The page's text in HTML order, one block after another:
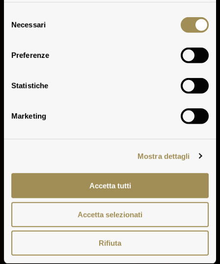
delNecessari
Preferenze
Statistiche
Marketing
Mostra dettagli
Accetta tutti
Accetta selezionati
Rifiuta
Vinsanto Marchese